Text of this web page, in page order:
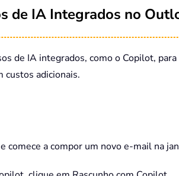
de IA Integrados no
de IA integrados, como o Copilot,
custos adicionais.
comece a compor um novo e-mail na